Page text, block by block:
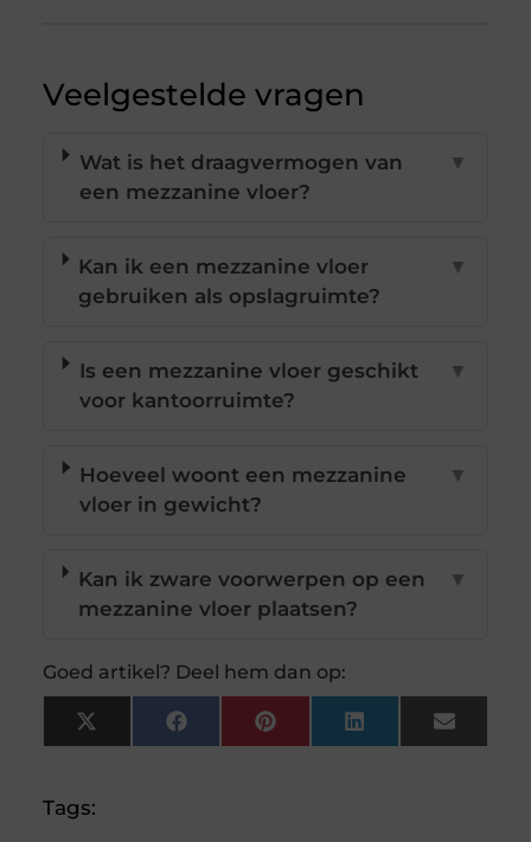
Veelgestelde vragen
Wat is het draagvermogen van
een mezzanine vloer?
▼
Kan ik een mezzanine vloer
gebruiken als opslagruimte?
▼
Is een mezzanine vloer geschikt
voor kantoorruimte?
▼
Hoeveel woont een mezzanine
vloer in gewicht?
▼
Kan ik zware voorwerpen op een
mezzanine vloer plaatsen?
▼
Goed artikel? Deel hem dan op:
X
(Twitter)
FacebookPinterestLinkedInEmail
Tags: